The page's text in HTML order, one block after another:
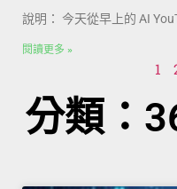
說明： 今天從早上的 AI
閱讀更多 »
1
分類：